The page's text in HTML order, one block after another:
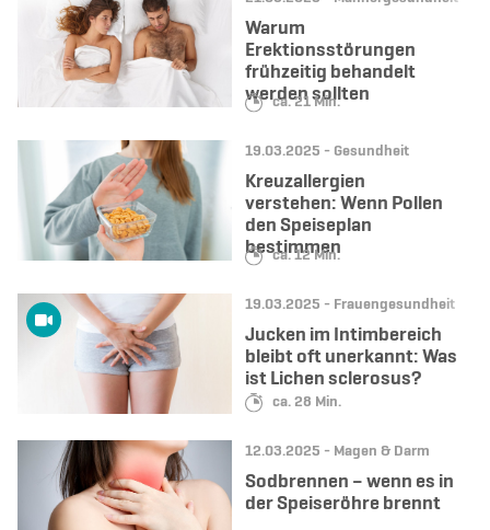
Lesedauer:
ca. 21 Min.
Warum
Erektionsstörungen
frühzeitig behandelt
werden sollten
Datum:
19.03.2025 - Kategorie:
Gesundheit
Lesedauer:
ca. 12 Min.
Kreuzallergien
verstehen: Wenn Pollen
den Speiseplan
bestimmen
Datum:
19.03.2025 - Kategorie:
Frauengesundheit
Lesedauer:
ca. 28 Min.
Jucken im Intimbereich
bleibt oft unerkannt: Was
ist Lichen sclerosus?
Datum:
12.03.2025 - Kategorie:
Magen & Darm
Sodbrennen – wenn es in
der Speiseröhre brennt